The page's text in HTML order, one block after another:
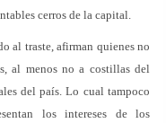
cerros de la capital.
al traste, afirman quienes no
al menos no a costillas del
del país. Lo cual tampoco
los intereses de los